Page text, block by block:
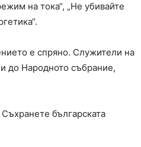
на тока“, „Не убивайте
е спряно. Служители на
до Народното събрание,
българската